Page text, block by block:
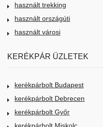
használt trekking
használt országúti
használt városi
KERÉKPÁR ÜZLETEK
kerékpárbolt Budapest
kerékpárbolt Debrecen
kerékpárbolt Győr